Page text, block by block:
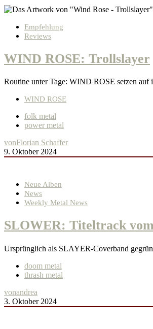
Empfehlung
Reviews
WIND ROSE: Trollslayer
Routine unter Tage: WIND ROSE setzen
WIND ROSE
folk metal
power metal
vonFlorian Schaffer
9. Oktober 2024
Neue Alben
News
Weekly Metal News
SLOWER: Titeltrack
Ursprünglich als SLAYER-Coverband
doom metal
thrash metal
vonandrea
3. Oktober 2024